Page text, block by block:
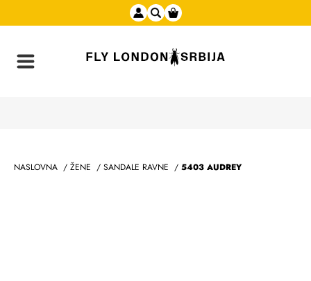
NASLOVNA / ŽENE / SANDALE RAVNE / 5403 AUDREY